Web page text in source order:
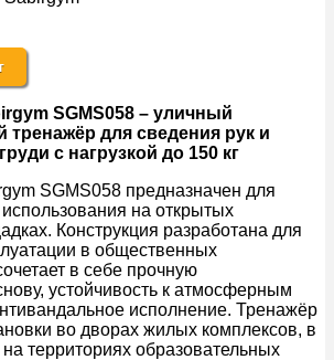
SGMS058 – уличный
тренажёр для сведения рук и
с нагрузкой до 150 кг
SGMS058 предназначен для
на открытых
Конструкция разработана для
в общественных
в себе прочную
устойчивость к атмосферным
исполнение. Тренажёр
во дворах жилых комплексов, в
территориях образовательных